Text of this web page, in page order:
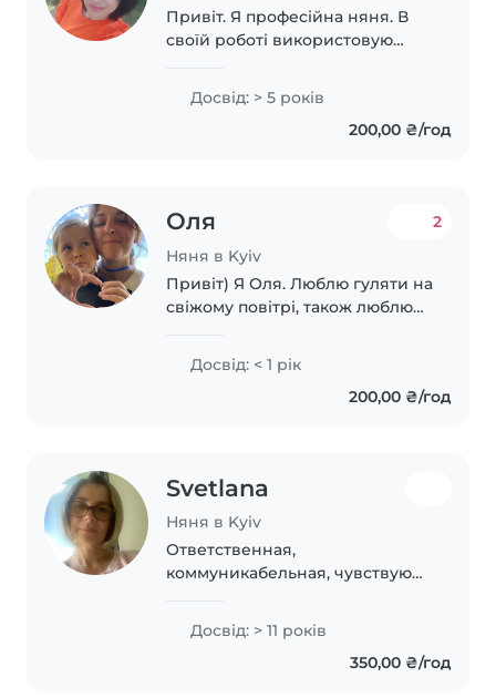
Привіт. Я професійна няня. В
своїй роботі використовую
Мантесорі. Емпатична,
турботлива. Знання з
математики та письма поєдную
Досвід: > 5 років
200,00 ₴/год
Оля
Няня в Kyiv
2
Привіт) Я Оля. Люблю гуляти на
свіжому повітрі, також люблю
також є волонтером в
оргінізації що займається
Досвід: < 1 рік
200,00 ₴/год
Svetlana
Няня в Kyiv
Ответственная,
коммуникабельная, чувствую
Досвід: > 11 років
350,00 ₴/год